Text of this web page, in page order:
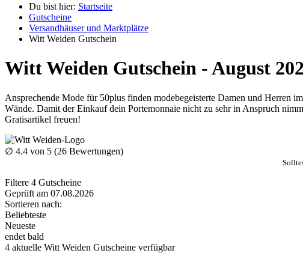
Du bist hier: Startseite
Gutscheine
Versandhäuser und Marktplätze
Witt Weiden Gutschein
Witt Weiden Gutschein - August
Ansprechende Mode für 50plus finden modebegeisterte Damen und Herren
Wände. Damit der Einkauf dein Portemonnaie nicht zu sehr in Anspruch
Gratisartikel freuen!
∅ 4.4 von 5 (26 Bewertungen)
Filtere 4 Gutscheine
Geprüft am 07.08.2026
Sortieren nach:
Beliebteste
Neueste
endet bald
4 aktuelle Witt Weiden Gutscheine verfügbar